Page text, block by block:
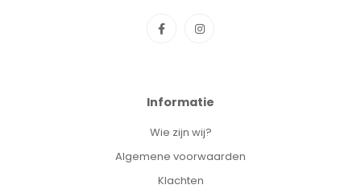
Informatie
Wie zijn wij?
Algemene voorwaarden
Klachten